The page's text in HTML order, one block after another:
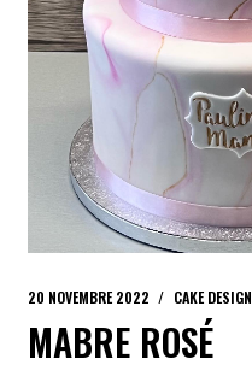
20 NOVEMBRE 2022 CAKE DESIGN
MABRE ROSÉ